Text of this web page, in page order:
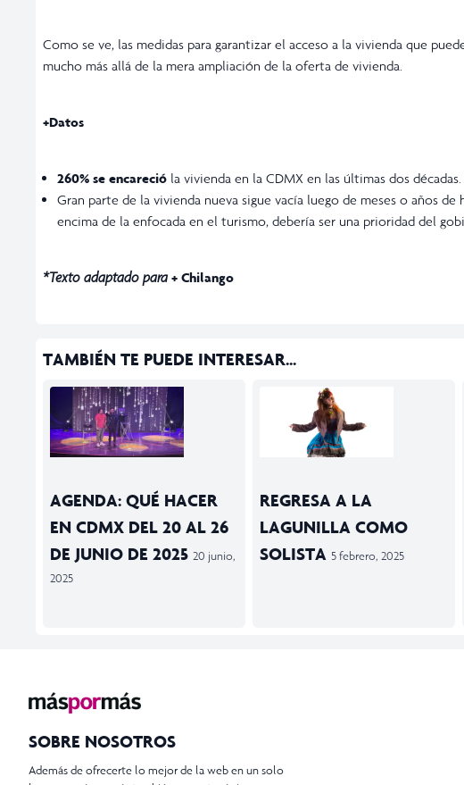
Como se ve, las medidas para garantizar el acceso a la vivienda que
mucho más allá de la mera ampliación de la oferta de vivienda.
+Datos
260% se encareció la vivienda en la CDMX en las últimas dos décadas.
Gran parte de la vivienda nueva sigue vacía luego de meses o años
encima de la enfocada en el turismo, debería ser una prioridad del
*Texto adaptado para + Chilango
TAMBIÉN TE PUEDE INTERESAR...
AGENDA: QUÉ HACER
EN CDMX DEL 20 AL 26
DE JUNIO DE 2025 20 junio,
2025
REGRESA A LA
LAGUNILLA COMO
SOLISTA 5 febrero, 2025
SOBRE NOSOTROS
Además de ofrecerte lo mejor de la web en un solo